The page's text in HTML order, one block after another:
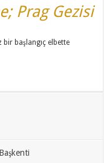
Prag Gezisi
bir başlangıç elbette